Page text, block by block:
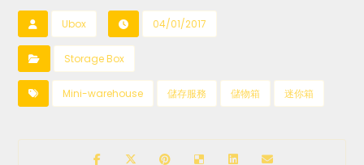
Ubox 04/01/2017
Storage Box
Mini-warehouse 儲存服務 儲物箱 迷你箱